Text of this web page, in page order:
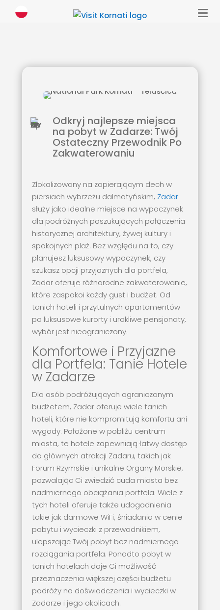
Odkryj najlepsze miejsca
na pobyt w Zadarze: Twój
Ostateczny Przewodnik Po
Zakwaterowaniu
Zlokalizowany na zapierającym dech w
piersiach wybrzeżu dalmatyńskim, Zadar
służy jako idealne miejsce na wypoczynek
dla podróżnych poszukujących połączenia
historycznej architektury, żywej kultury i
spokojnych plaż. Bez względu na to, czy
planujesz luksusowy wypoczynek, czy
szukasz opcji przyjaznych dla portfela,
Zadar oferuje różnorodne zakwaterowanie,
które zaspokoi każdy gust i budżet. Od
tanich hoteli i przytulnych apartamentów
po luksusowe kurorty i urokliwe pensjonaty,
wybór jest nieograniczony.
Komfortowe i Przyjazne
dla Portfela: Tanie Hotele
w Zadarze
Dla osób podróżujących ograniczonym
budżetem, Zadar oferuje wiele tanich
hoteli, które nie kompromitują komfortu ani
wygody. Położone w pobliżu centrum
miasta, te hotele zapewniają łatwy dostęp
do głównych atrakcji Zadaru, takich jak
Forum Rzymskie i unikalne Organy Morskie,
pozwalając Ci zwiedzić cuda miasta bez
nadmiernego obciążania portfela. Wiele z
tych hoteli oferuje także udogodnienia
takie jak darmowe WiFi, śniadania w cenie
pobytu i wycieczki z przewodnikiem,
ulepszając Twój pobyt bez nadmiernego
rozciągania portfela. Ponadto pobyt w
tanich hotelach daje Ci możliwość
przeznaczenia większej części budżetu
podróży na doświadczenia i wycieczki w
Zadarze i jego okolicach.